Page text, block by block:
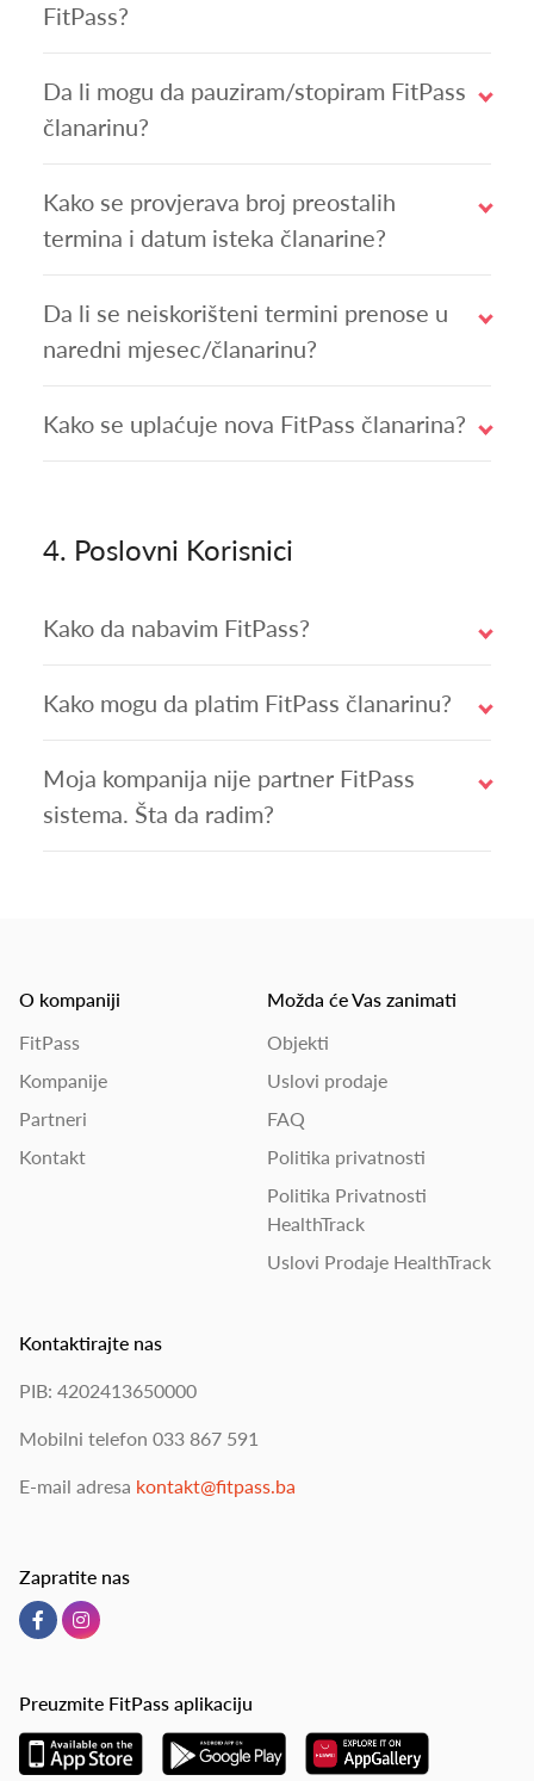
FitPass?
Da li mogu da pauziram/stopiram FitPass
članarinu?
Kako se provjerava broj preostalih
termina i datum isteka članarine?
Da li se neiskorišteni termini prenose u
naredni mjesec/članarinu?
Kako se uplaćuje nova FitPass članarina?
4. Poslovni Korisnici
Kako da nabavim FitPass?
Kako mogu da platim FitPass članarinu?
Moja kompanija nije partner FitPass
sistema. Šta da radim?
O kompaniji
FitPass
Kompanije
Partneri
Kontakt
Možda će Vas zanimati
Objekti
Uslovi prodaje
FAQ
Politika privatnosti
Politika Privatnosti
HealthTrack
Uslovi Prodaje HealthTrack
Kontaktirajte nas
PIB: 4202413650000
Mobilni telefon 033 867 591
E-mail adresa kontakt@fitpass.ba
Zapratite nas
Preuzmite FitPass aplikaciju